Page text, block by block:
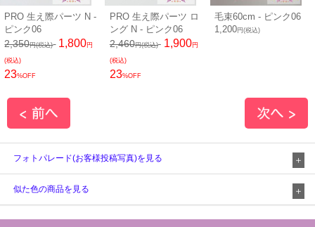
PRO 生え際パーツ N -
ピンク06
2,350円(税込) 1,800円
(税込)
23%OFF
PRO 生え際パーツ ロ
ング N - ピンク06
2,460円(税込) 1,900円
(税込)
23%OFF
毛束60cm - ピンク06
1,200円(税込)
フォトパレード(お客様投稿写真)を見る
似た色の商品を見る